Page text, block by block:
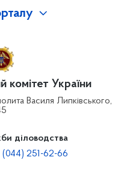
комітет України
Василя Липківського,
діловодства
251-62-66